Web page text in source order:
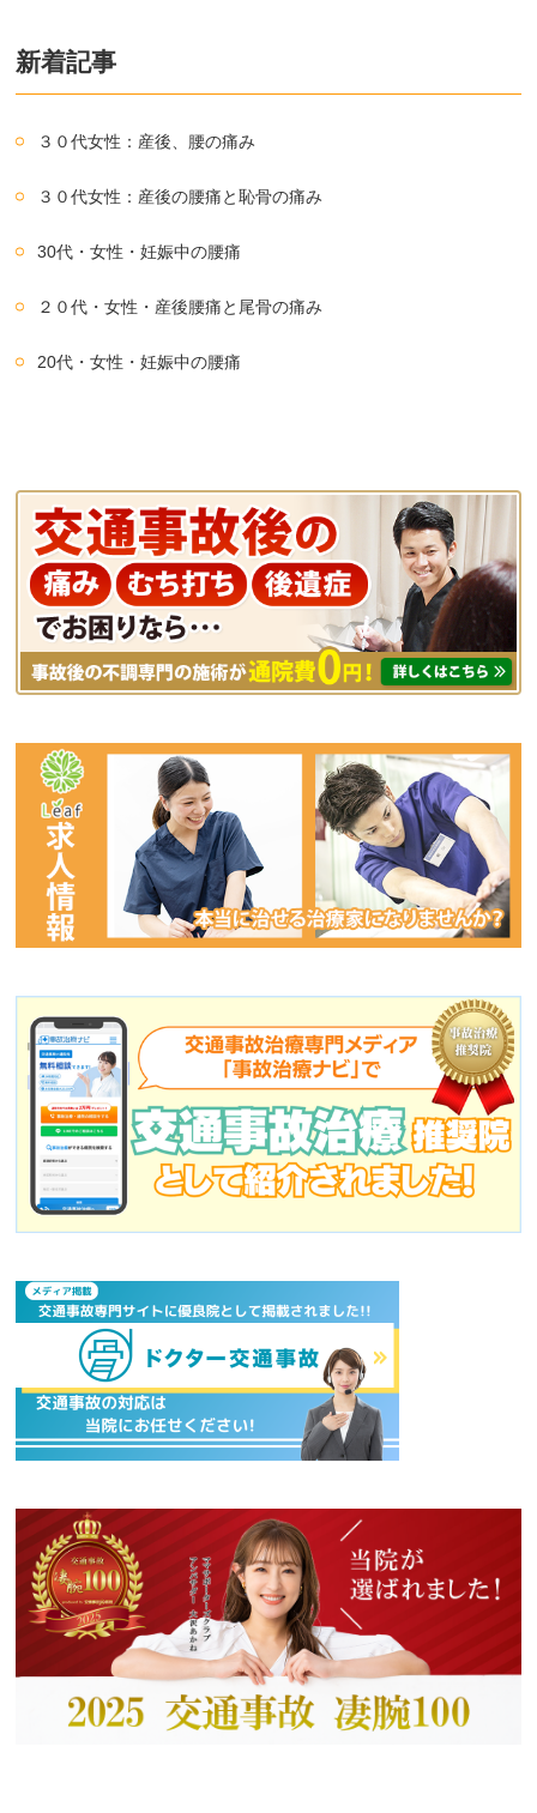
新着記事
３０代女性：産後、腰の痛み
３０代女性：産後の腰痛と恥骨の痛み
30代・女性・妊娠中の腰痛
２０代・女性・産後腰痛と尾骨の痛み
20代・女性・妊娠中の腰痛